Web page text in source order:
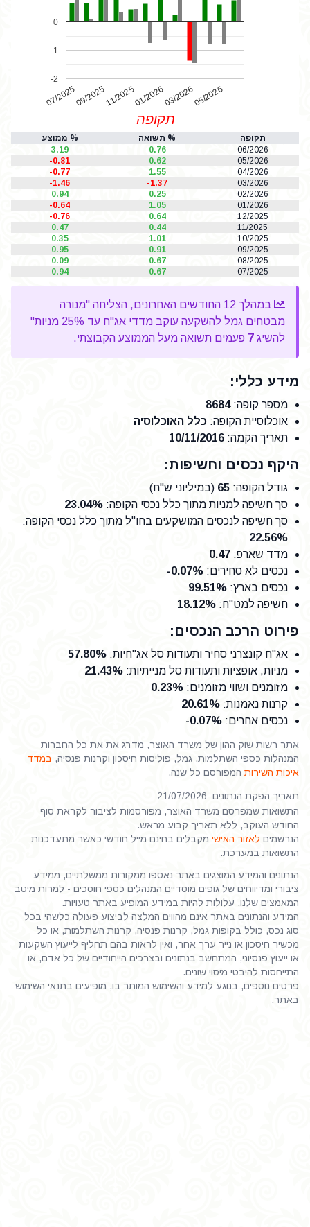
07/202509/202511/202501/202603/202605/2026
-2
-1
0
תקופה
תקופה % תשואה
% ממוצע
06/2026
0.76
3.19
05/2026
0.62
-0.81
04/2026
1.55
-0.77
03/2026
-1.37
-1.46
02/2026
0.25
0.94
01/2026
1.05
-0.64
12/2025
0.64
-0.76
11/2025
0.44
0.47
10/2025
1.01
0.35
09/2025
0.91
0.95
08/2025
0.67
0.09
07/2025
0.67
0.94
במהלך 12 החודשים האחרונים, הצליחה "מנורה
מבטחים גמל להשקעה עוקב מדדי אג"ח עד 25% מניות"
להשיג 7 פעמים תשואה מעל הממוצע הקבוצתי.
מידע כללי:
מספר קופה:
8684
אוכלוסיית הקופה: כלל האוכלוסיה
תאריך הקמה:
10/11/2016
היקף נכסים וחשיפות:
גודל הקופה:
65 (במיליוני ש"ח)
סך חשיפה למניות מתוך כלל נכסי הקופה:
23.04%
סך חשיפה לנכסים המושקעים בחו"ל מתוך כלל נכסי הקופה:
22.56%
מדד שארפ:
0.47
נכסים לא סחירים:
-0.07%
נכסים בארץ:
99.51%
חשיפה למט"ח:
18.12%
פירוט הרכב הנכסים:
אג"ח קונצרני סחיר ותעודות סל אג"חיות:
57.80%
מניות, אופציות ותעודות סל מנייתיות:
21.43%
מזומנים ושווי מזומנים:
0.23%
קרנות נאמנות:
20.61%
נכסים אחרים:
-0.07%
אתר רשות שוק ההון של משרד האוצר, מדרג את את כל החברות
המנהלות כספי השתלמות, גמל, פוליסות חיסכון וקרנות פנסיה, במדד
איכות השירות המפורסם כל שנה.
תאריך הפקת הנתונים: 21/07/2026
התשואות שמפרסם משרד האוצר, מפורסמות לציבור לקראת סוף
החודש העוקב, ללא תאריך קבוע מראש.
הנרשמים לאזור האישי מקבלים בחינם מייל חודשי כאשר מתעדכנות
התשואות במערכת.
הנתונים והמידע המוצגים באתר נאספו ממקורות ממשלתיים, ממידע
ציבורי ומדיווחים של גופים מוסדיים המנהלים כספי חוסכים - למרות מיטב
המאמצים שלנו, עלולות להיות במידע המופיע באתר טעויות.
המידע והנתונים באתר אינם מהווים המלצה לביצוע פעולה כלשהי בכל
סוג נכס, כולל בקופות גמל, קרנות פנסיה, קרנות השתלמות, או כל
מכשיר חיסכון או נייר ערך אחר, ואין לראות בהם תחליף לייעוץ השקעות
או ייעוץ פנסיוני, המתחשב בנתונים ובצרכים הייחודיים של כל אדם, או
התייחסות להיבטי מיסוי שונים.
פרטים נוספים, בנוגע למידע והשימוש המותר בו, מופיעים בתנאי השימוש
באתר.